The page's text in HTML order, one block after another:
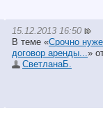
15.12.2013 16:50
В теме «Срочно
договор аренды... »
СветланаБ.